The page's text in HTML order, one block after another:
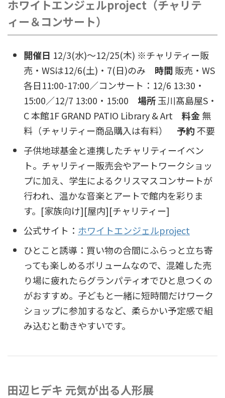
ホワイトエンジェルproject（チャリテ
ィー＆コンサート）
開催日 12/3(水)〜12/25(木) ※チャリティー販
売・WSは12/6(土)・7(日)のみ 時間販売・WS
各日11:00-17:00／コンサート：12/6 13:30・
15:00／12/7 13:00・15:00 場所玉川髙島屋S・
C 本館1F GRAND PATIO Library & Art 料金無
料（チャリティー商品購入は有料） 予約不要
子供地球基金と連携したチャリティーイベン
ト。チャリティー販売会やアートワークショッ
プに加え、学生によるクリスマスコンサートが
行われ、温かな音楽とアートで館内を彩りま
す。[家族向け][屋内][チャリティー]
公式サイト： ホワイトエンジェルproject
ひとこと誘導：買い物の合間にふらっと立ち寄
っても楽しめるボリュームなので、混雑した売
り場に疲れたらグランパティオでひと息つくの
がおすすめ。子どもと一緒に短時間だけワーク
ショップに参加するなど、柔らかい予定感で組
み込むと動きやすいです。
田辺ヒデキ 元気が出る人形展